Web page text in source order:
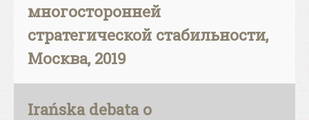
многосторонней
стратегической стабильности,
Москва, 2019
Irańska debata o